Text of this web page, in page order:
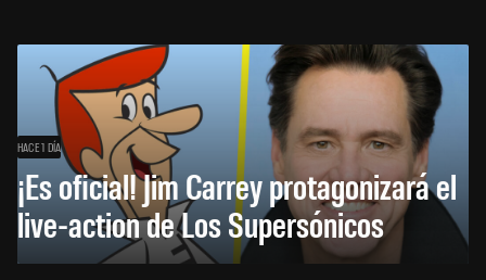
HACE 1 DÍA
¡Es oficial! Jim Carrey protagonizará el
live-action de Los Supersónicos